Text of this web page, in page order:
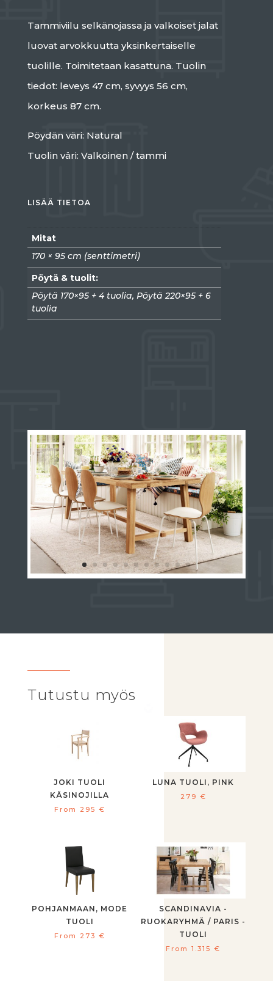
Tammiviilu selkänojassa ja valkoiset jalat
luovat arvokkuutta yksinkertaiselle
tuolille. Toimitetaan kasattuna. Tuolin
tiedot: leveys 47 cm, syvyys 56 cm,
korkeus 87 cm.
Pöydän väri: Natural
Tuolin väri: Valkoinen / tammi
LISÄÄ TIETOA
Mitat
170 × 95 cm (senttimetri)
Pöytä & tuolit:
Pöytä 170×95 + 4 tuolia, Pöytä 220×95 + 6
tuolia
Tutustu myös
JOKI TUOLI
KÄSINOJILLA
From 295 €
LUNA TUOLI, PINK
279 €
POHJANMAAN, MODE
TUOLI
From 273 €
SCANDINAVIA -
RUOKARYHMÄ / PARIS -
TUOLI
From 1.315€